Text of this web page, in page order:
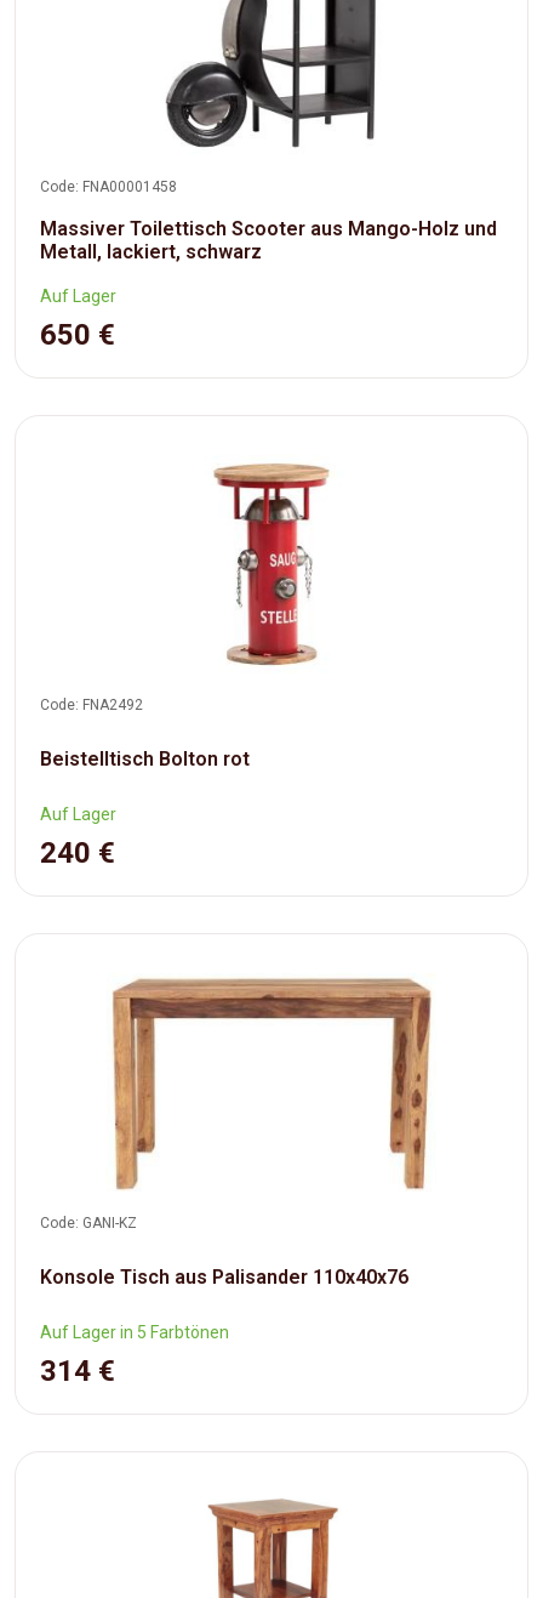
Code: FNA00001458
Massiver Toilettisch Scooter aus Mango-Holz und
Metall, lackiert, schwarz
Auf Lager
650 €
Code: FNA2492
Beistelltisch Bolton rot
Auf Lager
240 €
Code: GANI-KZ
Konsole Tisch aus Palisander 110x40x76
Auf Lager in 5 Farbtönen
314 €